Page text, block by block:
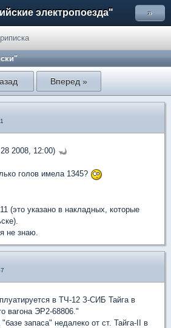
электропоезда" »
Вперед »
2008, 12:00)
голов имела 1345?
(это указано в накладных, которые
не знаю.
в ТЧ-12 З-СИБ Тайга в
вагона ЭР2-68806."
запаса" недалеко от ст. Тайга-II в